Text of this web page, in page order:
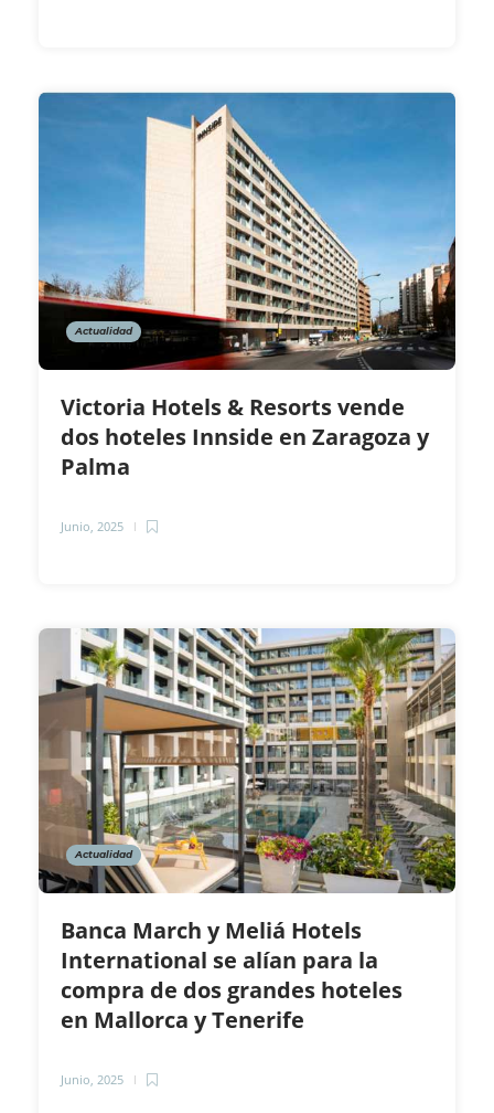
Actualidad
Victoria Hotels & Resorts vende
dos hoteles Innside en Zaragoza y
Palma
Junio, 2025
Actualidad
Banca March y Meliá Hotels
International se alían para la
compra de dos grandes hoteles
en Mallorca y Tenerife
Junio, 2025